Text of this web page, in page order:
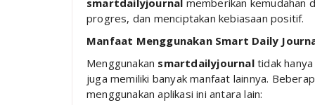
progres, dan menciptakan kebiasaan positif.
Manfaat Menggunakan Smart Daily
Menggunakan smartdailyjournaltidak
juga memiliki banyak manfaat lainnya.
menggunakan aplikasi ini antara lain: